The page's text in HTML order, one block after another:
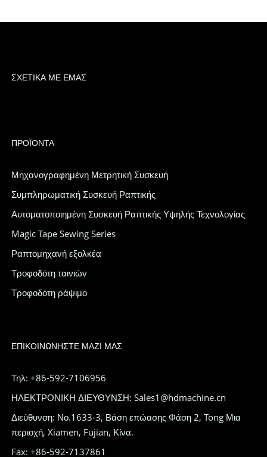
ΣΧΕΤΙΚΆ ΜΕ ΕΜΆΣ
ΠΡΟΪΌΝΤΑ
Μηχανογραφημένη Μετρητική Συσκευή
Συμπληρωματική Συσκευή Ραπτικής
Αυτοματοποιημένη Συσκευή Ραπτικής Υψηλής Τεχνολογίας
Magic Tape Sewing Series
Ραπτομηχανή εξολκέα
Τροφοδότη ταινιών
Τροφοδότη ράψιμο
ΕΠΙΚΟΙΝΩΝΉΣΤΕ ΜΑΖΊ ΜΑΣ
Τηλ: +86-592-7106956
ΗΛΕΚΤΡΟΝΙΚΗ ΔΙΕΥΘΥΝΣΗ: Sales1@hdmachine.cn
Διεύθυνση: Νο.1633-3, Βάση επώασης Φάση 2, Tong Μια
περιοχή, Xiamen, Fujian, Κίνα.
Fax: +86-592-7137861